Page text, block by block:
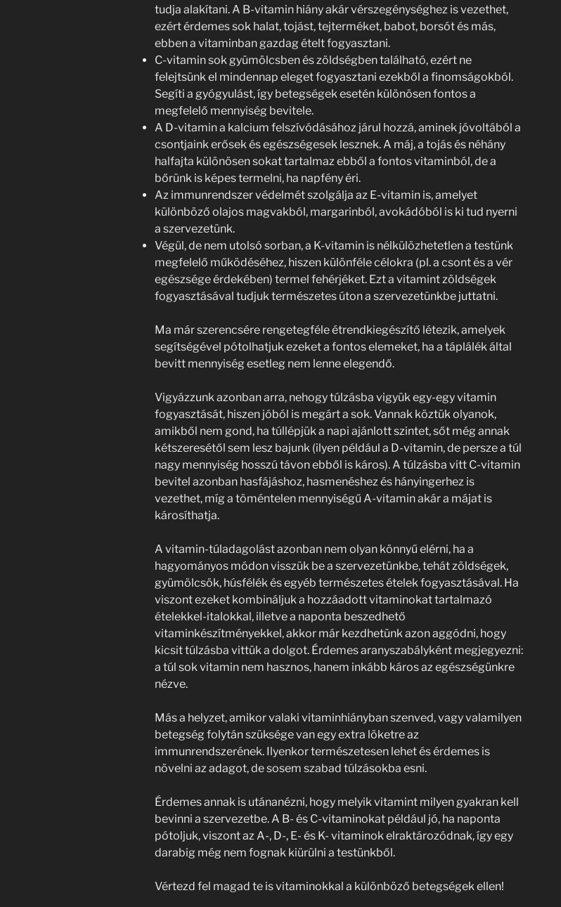
tudja alakítani. A B-vitamin hiány akár vérszegénységhez is vezethet,
ezért érdemes sok halat, tojást, tejterméket, babot, borsót és más,
ebben a vitaminban gazdag ételt fogyasztani.
C-vitamin sok gyümölcsben és zöldségben található, ezért ne
felejtsünk el mindennap eleget fogyasztani ezekből a finomságokból.
Segíti a gyógyulást, így betegségek esetén különösen fontos a
megfelelő mennyiség bevitele.
A D-vitamin a kalcium felszívódásához járul hozzá, aminek jóvoltából a
csontjaink erősek és egészségesek lesznek. A máj, a tojás és néhány
halfajta különösen sokat tartalmaz ebből a fontos vitaminból, de a
bőrünk is képes termelni, ha napfény éri.
Az immunrendszer védelmét szolgálja az E-vitamin is, amelyet
különböző olajos magvakból, margarinból, avokádóból is ki tud nyerni
a szervezetünk.
Végül, de nem utolsó sorban, a K-vitamin is nélkülözhetetlen a testünk
megfelelő működéséhez, hiszen különféle célokra (pl. a csont és a vér
egészsége érdekében) termel fehérjéket. Ezt a vitamint zöldségek
fogyasztásával tudjuk természetes úton a szervezetünkbe juttatni.
Ma már szerencsére rengetegféle étrendkiegészítő létezik, amelyek
segítségével pótolhatjuk ezeket a fontos elemeket, ha a táplálék által
bevitt mennyiség esetleg nem lenne elegendő.
Vigyázzunk azonban arra, nehogy túlzásba vigyük egy-egy vitamin
fogyasztását, hiszen jóból is megárt a sok. Vannak köztük olyanok,
amikből nem gond, ha túllépjük a napi ajánlott szintet, sőt még annak
kétszeresétől sem lesz bajunk (ilyen például a D-vitamin, de persze a túl
nagy mennyiség hosszú távon ebből is káros). A túlzásba vitt C-vitamin
bevitel azonban hasfájáshoz, hasmenéshez és hányingerhez is
vezethet, míg a töméntelen mennyiségű A-vitamin akár a májat is
károsíthatja.
A vitamin-túladagolást azonban nem olyan könnyű elérni, ha a
hagyományos módon visszük be a szervezetünkbe, tehát zöldségek,
gyümölcsök, húsfélék és egyéb természetes ételek fogyasztásával. Ha
viszont ezeket kombináljuk a hozzáadott vitaminokat tartalmazó
ételekkel-italokkal, illetve a naponta beszedhető
vitaminkészítményekkel, akkor már kezdhetünk azon aggódni, hogy
kicsit túlzásba vittük a dolgot. Érdemes aranyszabályként megjegyezni:
a túl sok vitamin nem hasznos, hanem inkább káros az egészségünkre
nézve.
Más a helyzet, amikor valaki vitaminhiányban szenved, vagy valamilyen
betegség folytán szüksége van egy extra löketre az
immunrendszerének. Ilyenkor természetesen lehet és érdemes is
növelni az adagot, de sosem szabad túlzásokba esni.
Érdemes annak is utánanézni, hogy melyik vitamint milyen gyakran kell
bevinni a szervezetbe. A B- és C-vitaminokat például jó, ha naponta
pótoljuk, viszont az A-, D-, E- és K- vitaminok elraktározódnak, így egy
darabig még nem fognak kiürülni a testünkből.
Vértezd fel magad te is vitaminokkal a különböző betegségek ellen!